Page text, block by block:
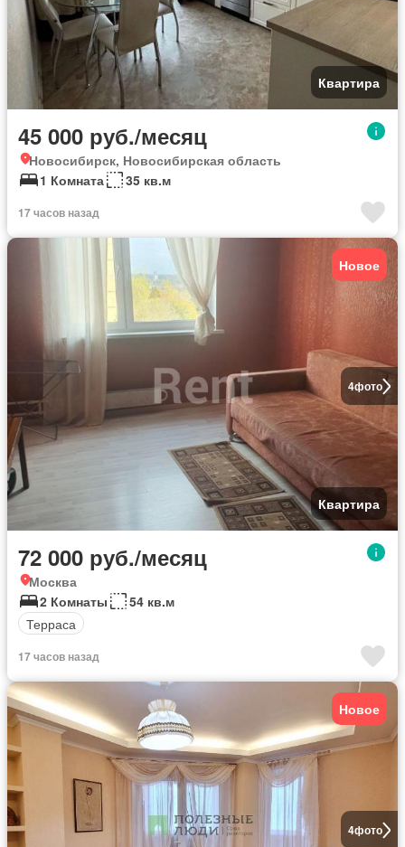
Квартира
45 000 руб./месяц
Новосибирск, Новосибирская область
1 Комната
35 кв.м
17 часов назад
4фото
Новое
Квартира
72 000 руб./месяц
Москва
2 Комнаты
54 кв.м
Терраса
17 часов назад
4фото
Новое